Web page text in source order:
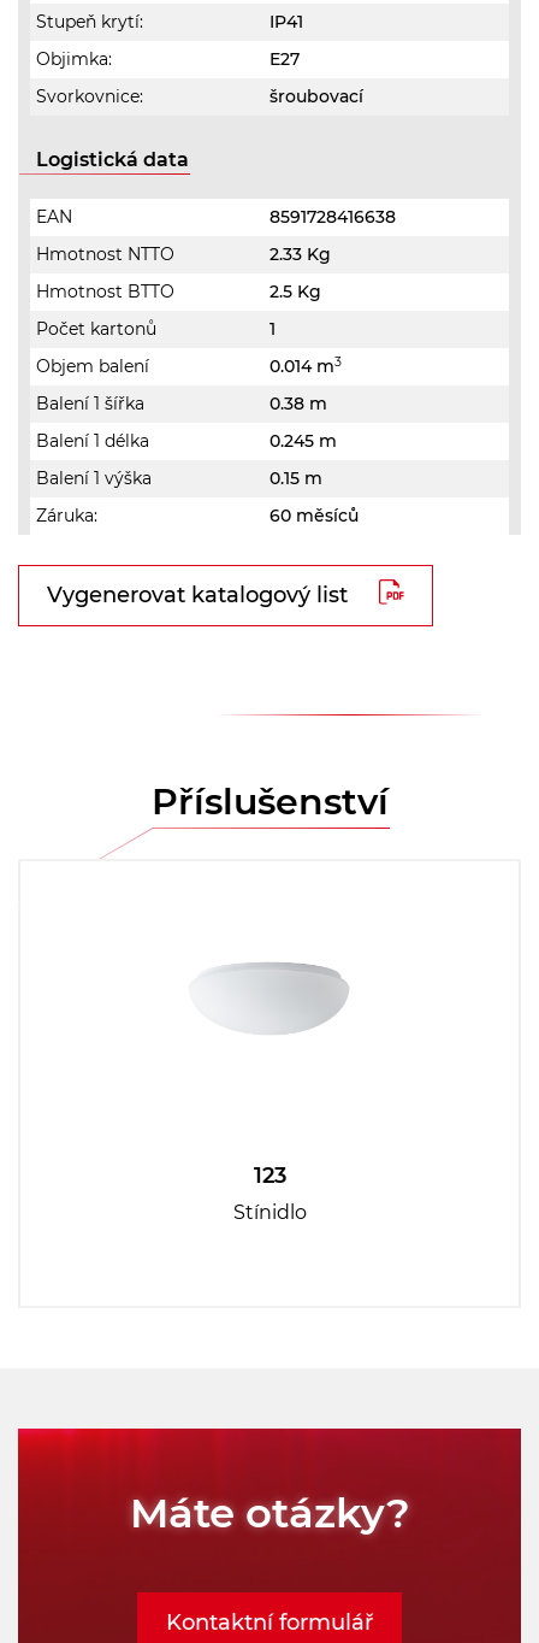
Stupeň krytí:
IP41
Objimka:
E27
Svorkovnice:
šroubovací
Logistická data
EAN
8591728416638
Hmotnost NTTO
2.33 Kg
Hmotnost BTTO
2.5 Kg
Počet kartonů
1
Objem balení
0.014 m3
Balení 1 šířka
0.38 m
Balení 1 délka
0.245 m
Balení 1 výška
0.15 m
Záruka:
60 měsíců
Vygenerovat katalogový list
Příslušenství
123
Stínidlo
Máte otázky?
Kontaktní formulář